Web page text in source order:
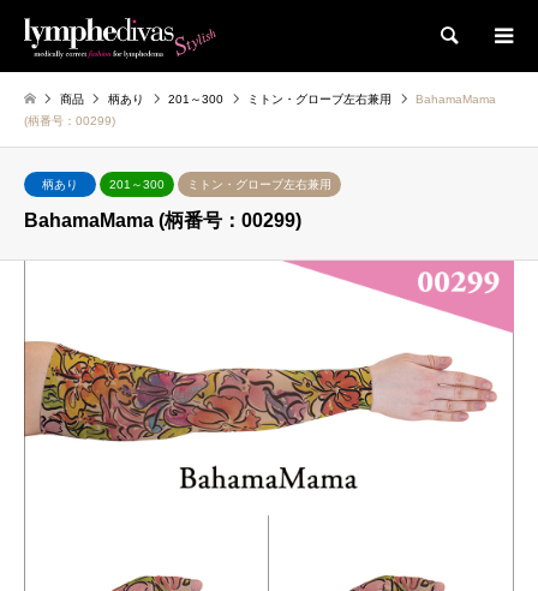
検索
商品 柄あり 201～300 ミトン・グローブ左右兼用
BahamaMama
(柄番号：00299)
柄あり 201～300 ミトン・グローブ左右兼用
BahamaMama (柄番号：00299)